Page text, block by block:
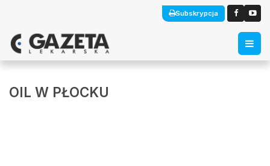
Subskrypcja
OIL W PŁOCKU